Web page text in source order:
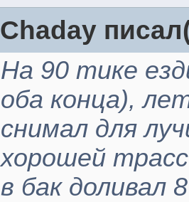
Chaday
На 90 тике
оба конца),
снимал для
хорошей
в бак доливал